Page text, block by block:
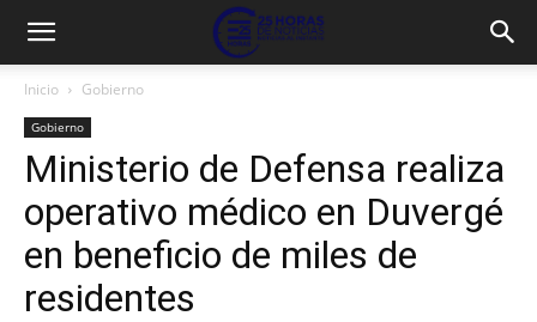
Inicio Gobierno
Gobierno
Ministerio de Defensa realiza
operativo médico en Duvergé
en beneficio de miles de
residentes